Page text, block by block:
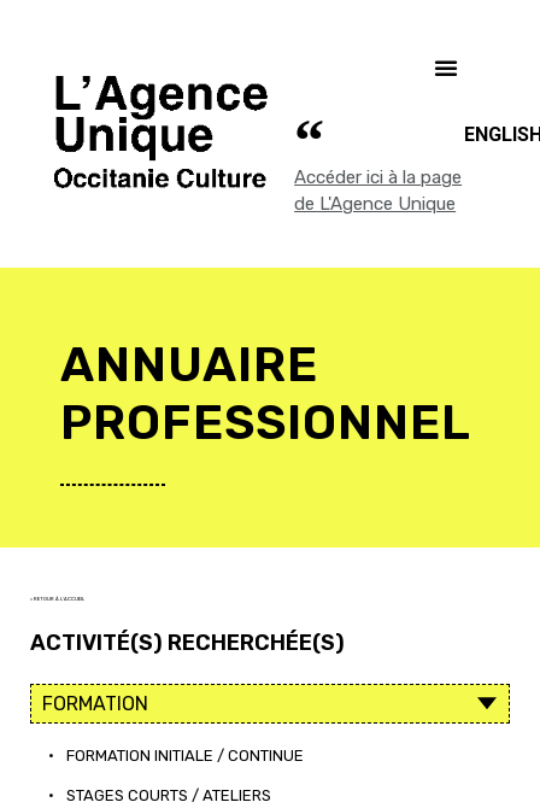
Accéder ici à la page
de L'Agence Unique
ANNUAIRE
PROFESSIONNEL
< RETOUR À L'ACCUEIL
ACTIVITÉ(S) RECHERCHÉE(S)
• FORMATION INITIALE / CONTINUE
• STAGES COURTS / ATELIERS